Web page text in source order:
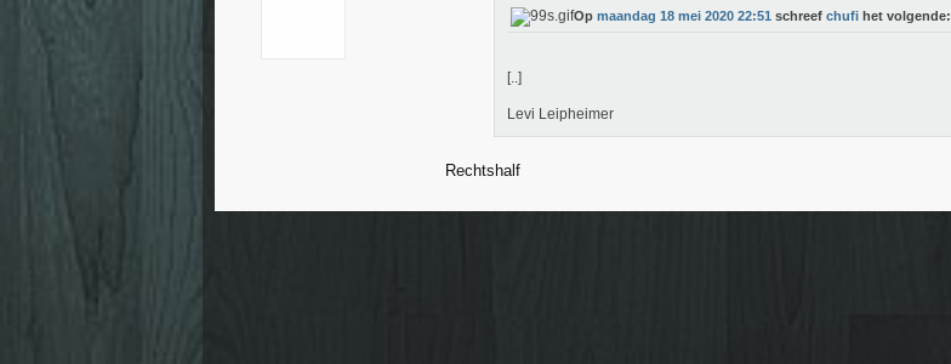
Op maandag 18 mei 2020 22:51 schreef chufi het volgende:
[..]
Levi Leipheimer
Rechtshalf